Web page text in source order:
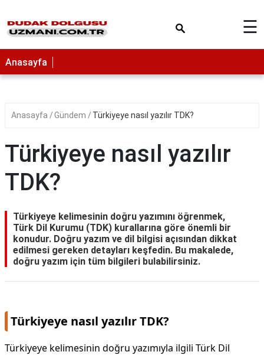
☰
Anasayfa
Anasayfa Gündem Türkiyeye nasıl yazılır TDK?
Türkiyeye nasıl yazılır
TDK?
Türkiyeye kelimesinin doğru yazımını öğrenmek,
Türk Dil Kurumu (TDK) kurallarına göre önemli bir
konudur. Doğru yazım ve dil bilgisi açısından dikkat
edilmesi gereken detayları keşfedin. Bu makalede,
doğru yazım için tüm bilgileri bulabilirsiniz.
Türkiyeye nasıl yazılır TDK?
Türkiyeye kelimesinin doğru yazımıyla ilgili Türk Dil